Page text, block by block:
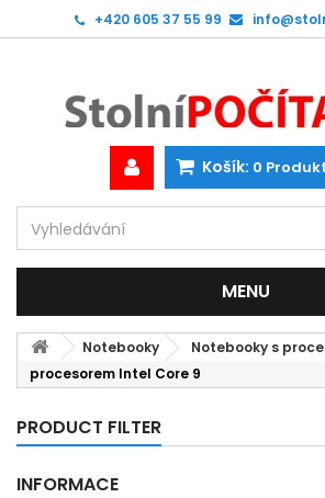
+420 605 37 55 99
Košík: 0
MENU
Notebooky Notebooky s
procesorem Intel Core 9
PRODUCT FILTER
INFORMACE